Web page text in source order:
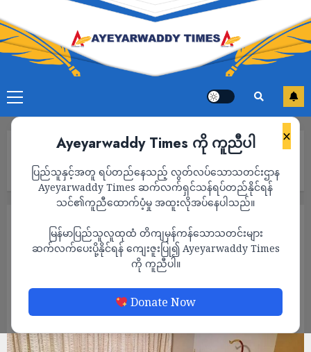
×
Ayeyarwaddy Times ကို ကူညီပါ
ပြည်သူနှင့်အတူ ရပ်တည်နေသည့် လွတ်လပ်သောသတင်းဌာန
Ayeyarwaddy Times ဆက်လက်ရှင်သန်ရပ်တည်နိုင်ရန်
သင်၏ကူညီထောက်ပံ့မှု အထူးလိုအပ်နေပါသည်။
မြန်မာပြည်သူလူထုထံ တိကျမှန်ကန်သောသတင်းများ
ဆက်လက်ပေးပို့နိုင်ရန် ကျေးဇူးပြု၍ Ayeyarwaddy Times
ကို ကူညီပါ။
Donate Now
အစိုးရ အကြီးတန်း အရာရှိတွေ တက်ရောက်မယ်
ကင်ဘာရာမြို့တော်ရှိ NUG ရုံးခွဲသစ် ဖွင့်လှစ်ပွဲ
ကို သြစတြေးလျအစိုးရ အကြီးတန်း အရာရှိ
တွေ တက်ရောက်မယ်
ADMIN JULY 30, 2022